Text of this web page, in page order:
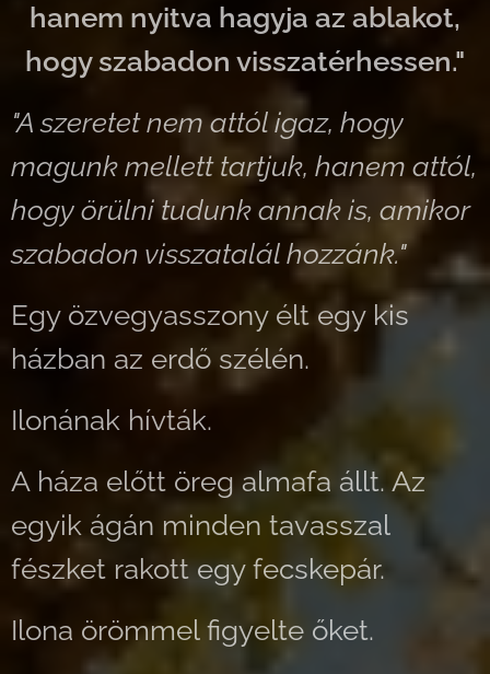
hanem nyitva hagyja az ablakot,
hogy szabadon visszatérhessen."
"A szeretet nem attól igaz, hogy
magunk mellett tartjuk, hanem attól,
hogy örülni tudunk annak is, amikor
szabadon visszatalál hozzánk."
Egy özvegyasszony élt egy kis
házban az erdő szélén.
Ilonának hívták.
A háza előtt öreg almafa állt. Az
egyik ágán minden tavasszal
fészket rakott egy fecskepár.
Ilona örömmel figyelte őket.